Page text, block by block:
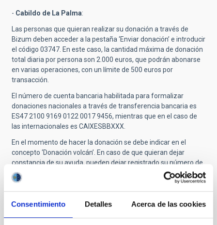
Consentimiento Detalles Acerca de las cookies
- Cabildo de La Palma:
Las personas que quieran realizar su donación a través de
Bizum deben acceder a la pestaña ‘Enviar donación’ e introducir
el código 03747. En este caso, la cantidad máxima de donación
total diaria por persona son 2.000 euros, que podrán abonarse
en varias operaciones, con un límite de 500 euros por
transacción.
El número de cuenta bancaria habilitada para formalizar
donaciones nacionales a través de transferencia bancaria es
ES47 2100 9169 0122 0017 9456, mientras que en el caso de
las internacionales es CAIXESBBXXX.
En el momento de hacer la donación se debe indicar en el
concepto ‘Donación volcán’. En caso de que quieran dejar
constancia de su ayuda, pueden dejar registrado su número de
NIF o DNI y razón social o nombre y apellidos.